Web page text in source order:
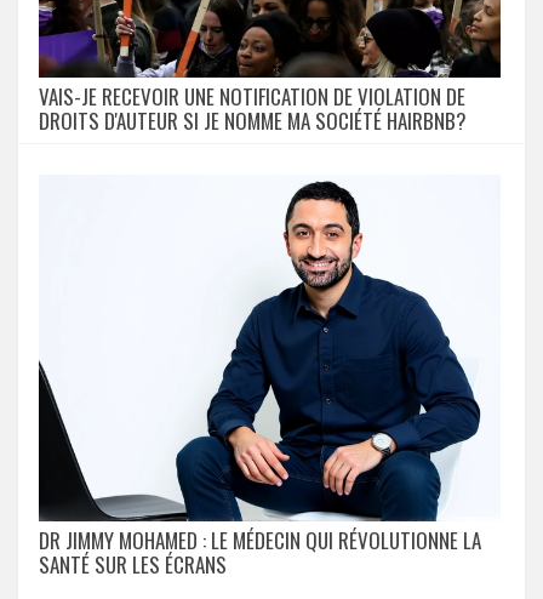
VAIS-JE RECEVOIR UNE NOTIFICATION DE VIOLATION DE
DROITS D'AUTEUR SI JE NOMME MA SOCIÉTÉ HAIRBNB?
DR JIMMY MOHAMED : LE MÉDECIN QUI RÉVOLUTIONNE LA
SANTÉ SUR LES ÉCRANS